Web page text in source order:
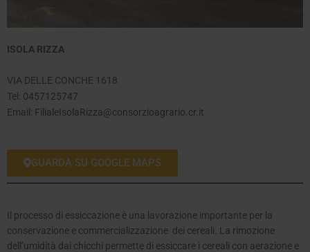
ISOLA RIZZA
VIA DELLE CONCHE 1618
Tel: 0457125747
Email: FilialeIsolaRizza@consorzioagrario.cr.it
GUARDA SU GOOGLE MAPS
Il processo di essiccazione è una lavorazione importante per la
conservazione e commercializzazione dei cereali. La rimozione
dell’umidità dai chicchi permette di essiccare i cereali con aerazione e